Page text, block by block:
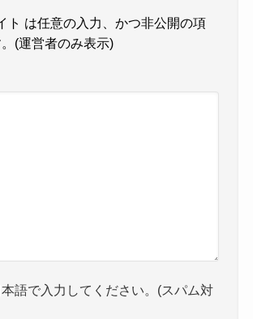
語で入力してください。(スパム対